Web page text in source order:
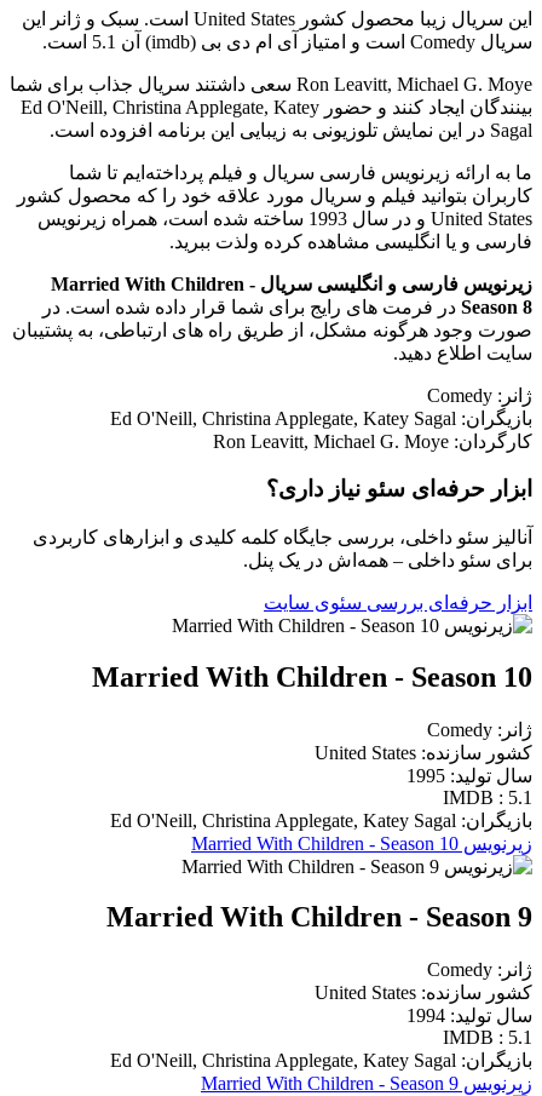
این سریال زیبا محصول کشور United States است. سبک و ژانر این
سریال Comedy است و امتیاز آی ام دی بی (imdb) آن 5.1 است.
Ron Leavitt, Michael G. Moye سعی داشتند سریال جذاب برای شما
بینندگان ایجاد کنند و حضور Ed O'Neill, Christina Applegate, Katey
Sagal در این نمایش تلوزیونی به زیبایی این برنامه افزوده است.
ما به ارائه زیرنویس فارسی سریال و فیلم پرداخته‌ایم تا شما
کاربران بتوانید فیلم و سریال مورد علاقه خود را که محصول کشور
United States و در سال 1993 ساخته شده است، همراه زیرنویس
فارسی و یا انگلیسی مشاهده کرده ولذت ببرید.
زیرنویس فارسی و انگلیسی سریال Married With Children -
Season 8 در فرمت های رایج برای شما قرار داده شده است. در
صورت وجود هرگونه مشکل، از طریق راه های ارتباطی، به پشتیبان
سایت اطلاع دهید.
ژانر: Comedy
بازیگران: Ed O'Neill, Christina Applegate, Katey Sagal
کارگردان: Ron Leavitt, Michael G. Moye
ابزار حرفه‌ای سئو نیاز داری؟
آنالیز سئو داخلی، بررسی جایگاه کلمه کلیدی و ابزارهای کاربردی
برای سئو داخلی – همه‌اش در یک پنل.
ابزار حرفه‌ای بررسی سئوی سایت
Married With Children - Season 10
ژانر: Comedy
کشور سازنده: United States
سال تولید: 1995
IMDB : 5.1
بازیگران: Ed O'Neill, Christina Applegate, Katey Sagal
زیرنویس Married With Children - Season 10
Married With Children - Season 9
ژانر: Comedy
کشور سازنده: United States
سال تولید: 1994
IMDB : 5.1
بازیگران: Ed O'Neill, Christina Applegate, Katey Sagal
زیرنویس Married With Children - Season 9